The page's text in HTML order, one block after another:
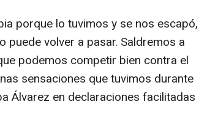
porque lo tuvimos y se nos escapó,
volver a pasar. Saldremos a
podemos competir bien contra el
sensaciones que tuvimos durante
Álvarez en declaraciones facilitadas